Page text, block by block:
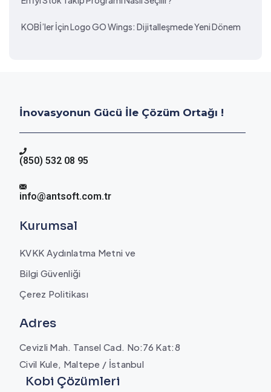
KOBİ’ler İçin Logo GO Wings: Dijitalleşmede Yeni Dönem
İnovasyonun Gücü İle Çözüm Ortağı !
(850) 532 08 95
info@antsoft.com.tr
Kurumsal
KVKK Aydınlatma Metni ve
Bilgi Güvenliği
Çerez Politikası
Adres
Cevizli Mah. Tansel Cad. No:76 Kat:8
Civil Kule, Maltepe / İstanbul
Kobi Çözümleri